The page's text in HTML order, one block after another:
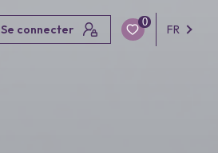
Se connecter
0
FR